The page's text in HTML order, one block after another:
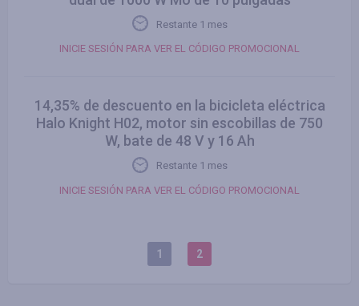
Restante 1 mes
INICIE SESIÓN PARA VER EL CÓDIGO PROMOCIONAL
14,35% de descuento en la bicicleta eléctrica
Halo Knight H02, motor sin escobillas de 750
W, bate de 48 V y 16 Ah
Restante 1 mes
INICIE SESIÓN PARA VER EL CÓDIGO PROMOCIONAL
1 2